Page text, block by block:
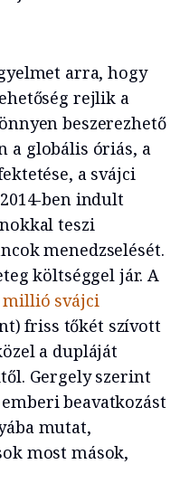
arra, hogy
rejlik a
beszerezhető
a globális óriás, a
a svájci
ben indult
teszi
menedzselését.
költséggel jár. A
millió svájci
friss tőkét szívott
a dupláját
Gergely szerint
beavatkozást
mutat,
most mások,